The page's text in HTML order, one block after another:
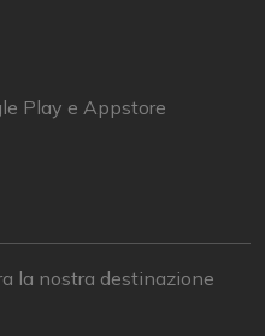
Play e Appstore
la nostra destinazione